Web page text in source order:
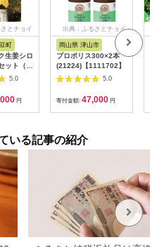
とチョイ
町
生姜シロ
ット（プ
生姜 健
シロッ
しょう
ップ 】
5.0
円
出典：ふるさとチョイ
岡山県 津山市
プロポリス300×2本
(21224)【1111702】
5.0
寄付金額: 47,000 円
いる記事の紹介